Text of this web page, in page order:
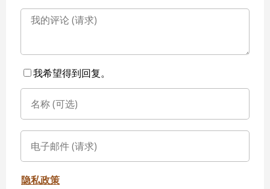
我希望得到回复。
隐私政策